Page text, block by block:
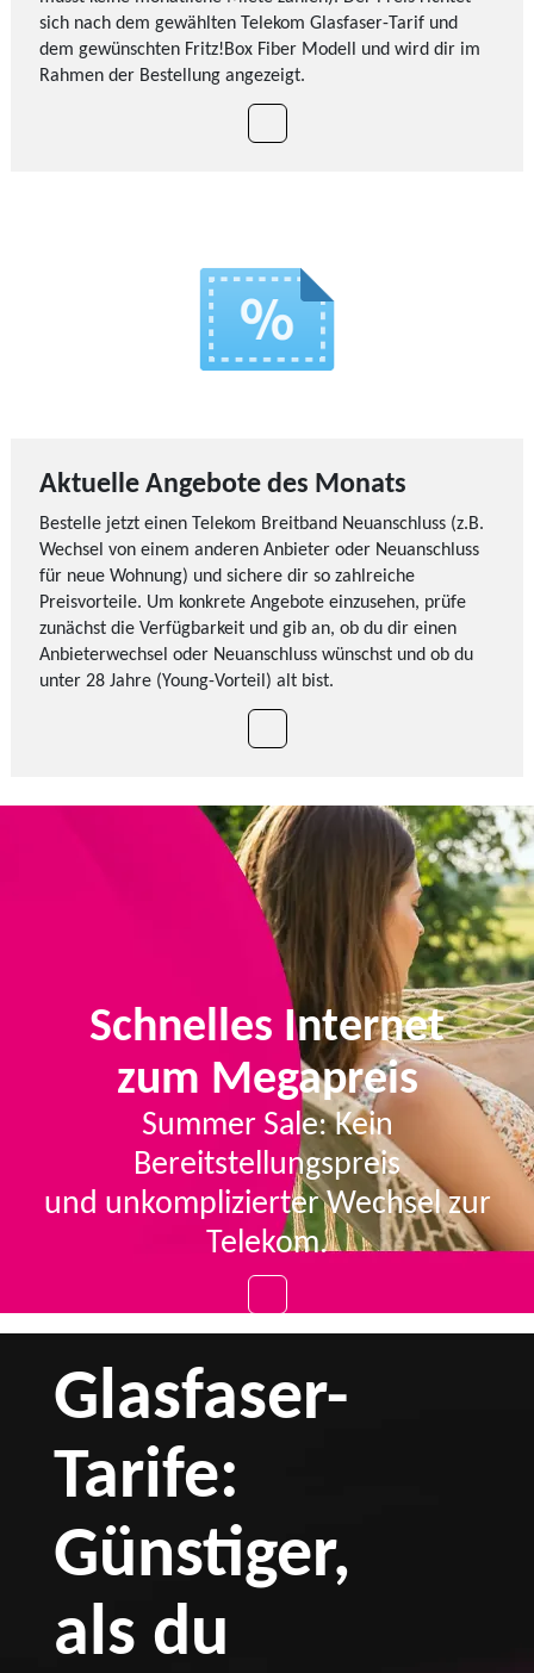
sich nach dem gewählten Telekom Glasfaser-Tarif und
dem gewünschten Fritz!Box Fiber Modell und wird dir im
Rahmen der Bestellung angezeigt.
Aktuelle Angebote des Monats
Bestelle jetzt einen Telekom Breitband Neuanschluss (z.B.
Wechsel von einem anderen Anbieter oder Neuanschluss
für neue Wohnung) und sichere dir so zahlreiche
Preisvorteile. Um konkrete Angebote einzusehen, prüfe
zunächst die Verfügbarkeit und gib an, ob du dir einen
Anbieterwechsel oder Neuanschluss wünschst und ob du
unter 28 Jahre (Young-Vorteil) alt bist.
Schnelles Internet
zum Megapreis
Summer Sale: Kein
Bereitstellungspreis
und unkomplizierter Wechsel zur
Telekom.
Glasfaser-
Tarife:
Günstiger,
als du